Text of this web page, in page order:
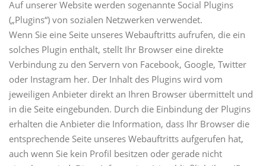
Auf unserer Website werden sogenannte Social Plugins
(„Plugins“) von sozialen Netzwerken verwendet.
Wenn Sie eine Seite unseres Webauftritts aufrufen, die ein
solches Plugin enthält, stellt Ihr Browser eine direkte
Verbindung zu den Servern von Facebook, Google, Twitter
oder Instagram her. Der Inhalt des Plugins wird vom
jeweiligen Anbieter direkt an Ihren Browser übermittelt und
in die Seite eingebunden. Durch die Einbindung der Plugins
erhalten die Anbieter die Information, dass Ihr Browser die
entsprechende Seite unseres Webauftritts aufgerufen hat,
auch wenn Sie kein Profil besitzen oder gerade nicht